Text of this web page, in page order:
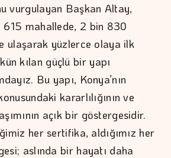
vurgulayan Başkan Altay,
615 mahallede, 2 bin 830
ulaşarak yüzlerce olaya ilk
kılan güçlü bir yapı
Bu yapı, Konya’nın
kararlılığının ve
açık bir göstergesidir.
her sertifika, aldığımız her
aslında bir hayatı daha